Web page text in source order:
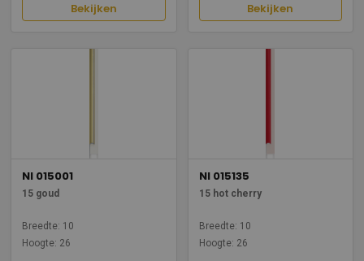
Bekijken Bekijken
NI 015001
15 goud
Breedte: 10
Hoogte: 26
NI 015135
15 hot cherry
Breedte: 10
Hoogte: 26